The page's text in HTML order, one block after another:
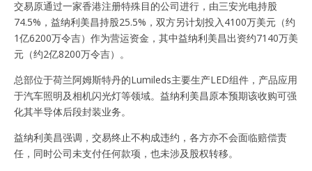
交易原通过一家香港注册特殊目的公司进行，由三安光电持股
74.5%，益纳利美昌持股25.5%，双方另计划投入4100万美元（约
1亿6200万令吉）作为营运资金，其中益纳利美昌出资约7140万美
元（约2亿8200万令吉）。
总部位于荷兰阿姆斯特丹的Lumileds主要生产LED组件，产品应用
于汽车照明及相机闪光灯等领域。益纳利美昌原本预期该收购可强
化其半导体后段封装业务。
益纳利美昌强调，交易终止不构成违约，各方亦不会面临赔偿责
任，同时公司未支付任何款项，也未涉及股权转移。